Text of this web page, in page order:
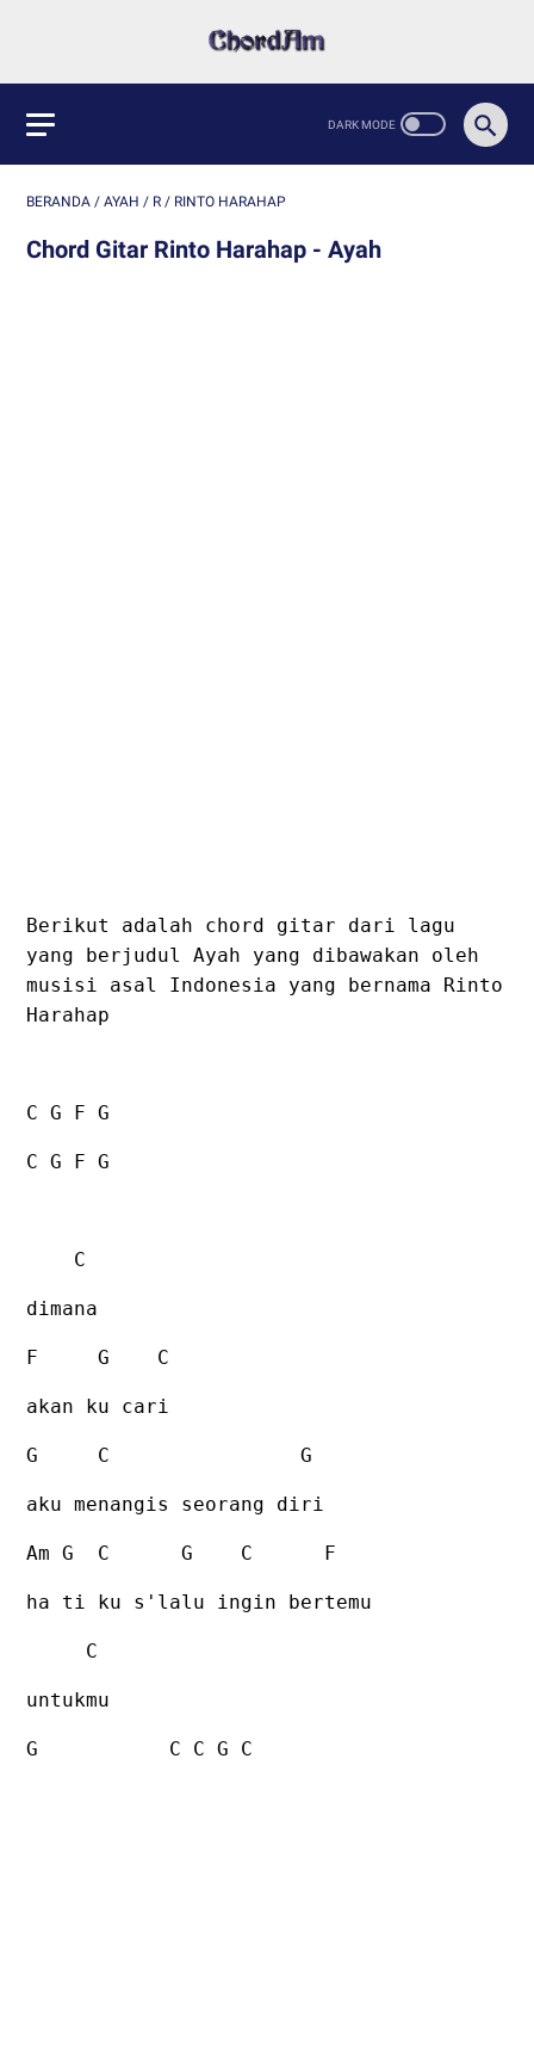
BERANDA / AYAH / R / RINTO HARAHAP
Chord Gitar Rinto Harahap - Ayah
Berikut adalah chord gitar dari lagu
yang berjudul Ayah yang dibawakan oleh
musisi asal Indonesia yang bernama Rinto
Harahap
C G F G
C G F G
C
dimana
F G C
akan ku cari
G C G
aku menangis seorang diri
Am G C G C F
ha ti ku s'lalu ingin bertemu
C
untukmu
G C C G C